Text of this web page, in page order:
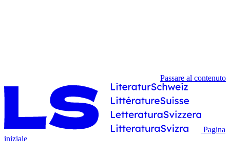
Passare al contenuto
Pagina
iniziale